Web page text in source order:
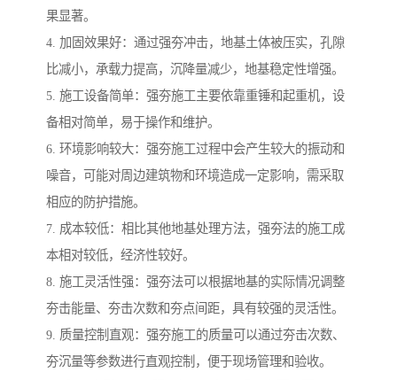
果显著。
4. 加固效果好：通过强夯冲击，地基土体被压实，孔隙
比减小，承载力提高，沉降量减少，地基稳定性增强。
5. 施工设备简单：强夯施工主要依靠重锤和起重机，设
备相对简单，易于操作和维护。
6. 环境影响较大：强夯施工过程中会产生较大的振动和
噪音，可能对周边建筑物和环境造成一定影响，需采取
相应的防护措施。
7. 成本较低：相比其他地基处理方法，强夯法的施工成
本相对较低，经济性较好。
8. 施工灵活性强：强夯法可以根据地基的实际情况调整
夯击能量、夯击次数和夯点间距，具有较强的灵活性。
9. 质量控制直观：强夯施工的质量可以通过夯击次数、
夯沉量等参数进行直观控制，便于现场管理和验收。